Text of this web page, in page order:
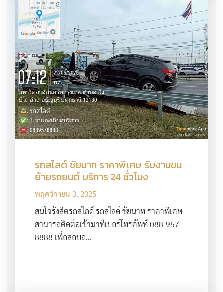
รถสไลด์ ชัยนาท ราคาพิเศษ รับงานขน
ย้ายรถยนต์ บริการ 24 ชั่วโมง
พฤศจิกายน 3, 2025
สนใจรังสิตรถสไลด์ รถสไลด์ ชัยนาท ราคาพิเศษ
สามารถติดต่อเข้ามาที่เบอร์โทรศัพท์ 088-957-
8888 เพื่อสอบถ…